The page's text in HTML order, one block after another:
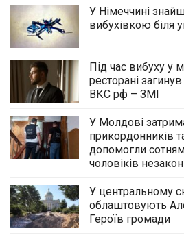
У Німеччині
вибухівкою біля
Під час вибуху у
ресторані
ВКС рф – ЗМІ
У Молдові
прикордонників
допомогли
чоловіків
У центральному
облаштовують
Героїв громади